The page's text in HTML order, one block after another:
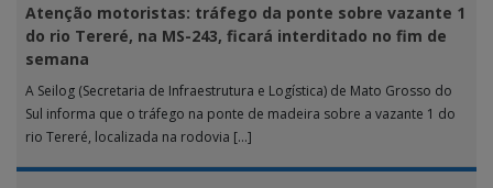
Atenção motoristas: tráfego da ponte sobre vazante 1
do rio Tereré, na MS-243, ficará interditado no fim de
semana
A Seilog (Secretaria de Infraestrutura e Logística) de Mato Grosso do
Sul informa que o tráfego na ponte de madeira sobre a vazante 1 do
rio Tereré, localizada na rodovia […]